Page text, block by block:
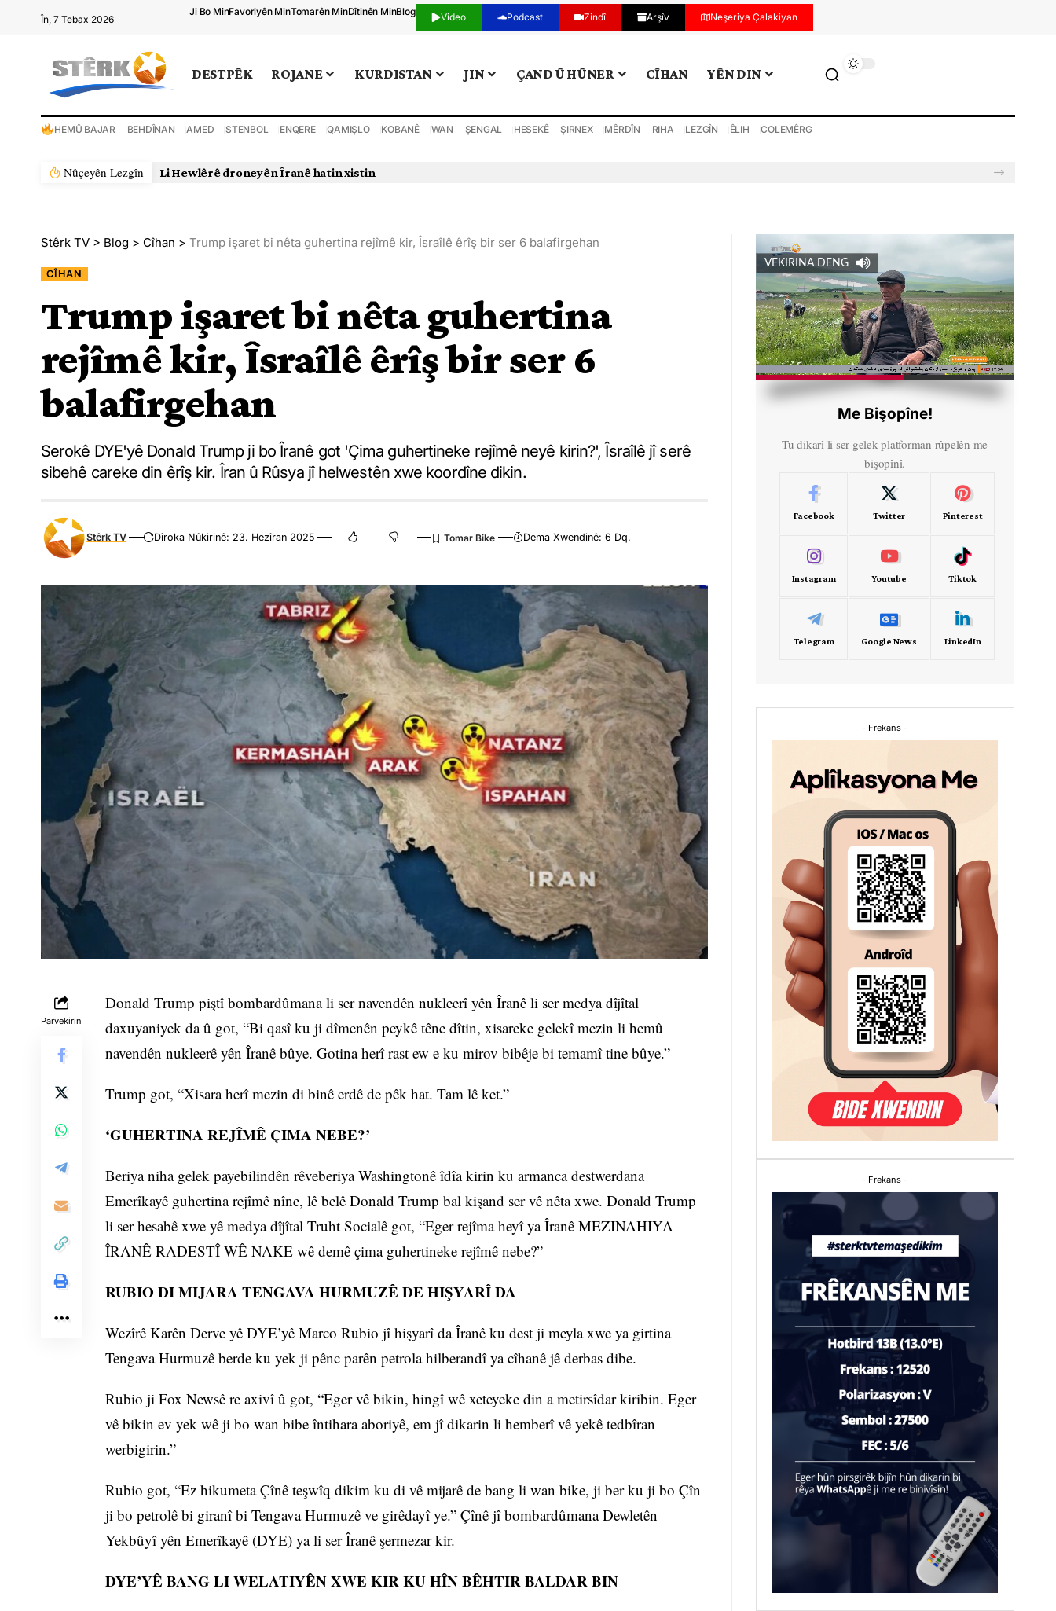
În, 7 Tebax 2026
Ji Bo MinFavoriyên MinTomarên MinDîtinên MinBlog Video Podcast Zindî Arşîv Neşeriya Çalakiyan
DESTPÊK ROJANE KURDISTAN JIN ÇAND Û HÛNER CÎHAN YÊN DIN
HEMÛ BAJAR BEHDÎNAN AMED STENBOL ENQERE QAMIŞLO KOBANÊ WAN ŞENGAL HESEKÊ ŞIRNEX MÊRDÎN RIHA LEZGÎN ÊLIH COLEMÊRG
Nûçeyên Lezgîn
Li Hewlêrê droneyên Îranê hatin xistin
Stêrk TV > Blog > Cîhan > Trump işaret bi nêta guhertina rejîmê kir, Îsraîlê êrîş bir ser 6 balafirgehan
CÎHAN
Trump işaret bi nêta guhertina
rejîmê kir, Îsraîlê êrîş bir ser 6
balafirgehan
Serokê DYE'yê Donald Trump ji bo Îranê got 'Çima guhertineke rejîmê neyê kirin?', Îsraîlê jî serê
sibehê careke din êrîş kir. Îran û Rûsya jî helwestên xwe koordîne dikin.
Stêrk TV Dîroka Nûkirinê: 23. Hezîran 2025 Dema Xwendinê: 6 Dq.
Parvekirin
Donald Trump piştî bombardûmana li ser navendên nukleerî yên Îranê li ser medya dîjîtal
daxuyaniyek da û got, “Bi qasî ku ji dîmenên peykê têne dîtin, xisareke gelekî mezin li hemû
navendên nukleerê yên Îranê bûye. Gotina herî rast ew e ku mirov bibêje bi temamî tine bûye.”
Trump got, “Xisara herî mezin di binê erdê de pêk hat. Tam lê ket.”
‘GUHERTINA REJÎMÊ ÇIMA NEBE?’
Beriya niha gelek payebilindên rêveberiya Washingtonê îdîa kirin ku armanca destwerdana
Emerîkayê guhertina rejîmê nîne, lê belê Donald Trump bal kişand ser vê nêta xwe. Donald Trump
li ser hesabê xwe yê medya dîjîtal Truht Socialê got, “Eger rejîma heyî ya Îranê MEZINAHIYA
ÎRANÊ RADESTÎ WÊ NAKE wê demê çima guhertineke rejîmê nebe?”
RUBIO DI MIJARA TENGAVA HURMUZÊ DE HIŞYARÎ DA
Wezîrê Karên Derve yê DYE’yê Marco Rubio jî hişyarî da Îranê ku dest ji meyla xwe ya girtina
Tengava Hurmuzê berde ku yek ji pênc parên petrola hilberandî ya cîhanê jê derbas dibe.
Rubio ji Fox Newsê re axivî û got, “Eger vê bikin, hingî wê xeteyeke din a metirsîdar kiribin. Eger
vê bikin ev yek wê ji bo wan bibe întihara aboriyê, em jî dikarin li hemberî vê yekê tedbîran
werbigirin.”
Rubio got, “Ez hikumeta Çînê teşwîq dikim ku di vê mijarê de bang li wan bike, ji ber ku ji bo Çîn
ji bo petrolê bi giranî bi Tengava Hurmuzê ve girêdayî ye.” Çînê jî bombardûmana Dewletên
Yekbûyî yên Emerîkayê (DYE) ya li ser Îranê şermezar kir.
DYE’YÊ BANG LI WELATIYÊN XWE KIR KU HÎN BÊHTIR BALDAR BIN
VEKIRINA DENG
Me Bişopîne!
Tu dikarî li ser gelek platforman rûpelên me
bişopînî.
Facebook Twitter Pinterest
Instagram Youtube Tiktok
Telegram Google News LinkedIn
- Frekans -
- Frekans -